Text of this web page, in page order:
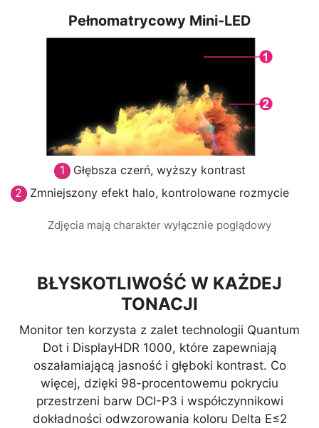
Pełnomatrycowy Mini-LED
Głębsza czerń, wyższy kontrast
Zmniejszony efekt halo, kontrolowane rozmycie
Zdjęcia mają charakter wyłącznie poglądowy
BŁYSKOTLIWOŚĆ W KAŻDEJ
TONACJI
Monitor ten korzysta z zalet technologii Quantum
Dot i DisplayHDR 1000, które zapewniają
oszałamiającą jasność i głęboki kontrast. Co
więcej, dzięki 98-procentowemu pokryciu
przestrzeni barw DCI-P3 i współczynnikowi
dokładności odwzorowania koloru Delta E≤2